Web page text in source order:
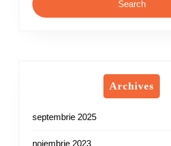
Archives
septembrie 2025
noiembrie 2023